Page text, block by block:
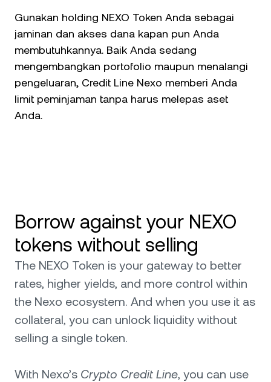
Gunakan holding NEXO Token Anda sebagai
jaminan dan akses dana kapan pun Anda
membutuhkannya. Baik Anda sedang
mengembangkan portofolio maupun menalangi
pengeluaran, Credit Line Nexo memberi Anda
limit peminjaman tanpa harus melepas aset
Anda.
Borrow against your NEXO
tokens without selling
The NEXO Token is your gateway to better
rates, higher yields, and more control within
the Nexo ecosystem. And when you use it as
collateral, you can unlock liquidity without
selling a single token.
With Nexo’s Crypto Credit Line, you can use